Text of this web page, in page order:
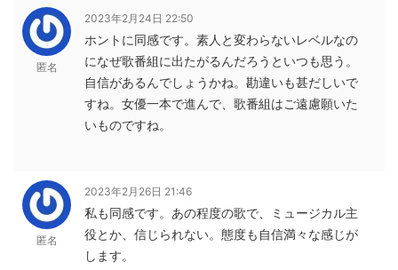
匿名
2023年2月24日 22:50
ホントに同感です。素人と変わらないレベルなの
になぜ歌番組に出たがるんだろうといつも思う。
自信があるんでしょうかね。勘違いも甚だしいで
すね。女優一本で進んで、歌番組はご遠慮願いた
いものですね。
匿名
2023年2月26日 21:46
私も同感です。あの程度の歌で、ミュージカル主
役とか、信じられない。態度も自信満々な感じが
します。